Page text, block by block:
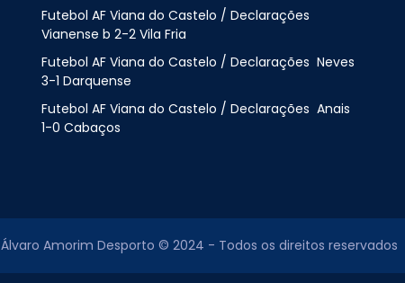
Futebol AF Viana do Castelo / Declarações
Vianense b 2-2 Vila Fria
Futebol AF Viana do Castelo / Declarações Neves
3-1 Darquense
Futebol AF Viana do Castelo / Declarações Anais
1-0 Cabaços
Álvaro Amorim Desporto © 2024 - Todos os direitos reservados